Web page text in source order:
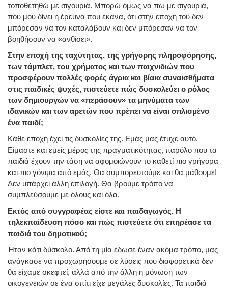
τοποθετηθώ με σιγουριά. Μπορώ όμως να πω με σιγουριά,
που μου δίνει η έρευνα που έκανα, ότι στην εποχή του δεν
μπόρεσαν να τον καταλάβουν και δεν μπόρεσαν να τον
βοηθήσουν να «ανθίσει».
Στην εποχή της ταχύτητας, της γρήγορης πληροφόρησης,
των τάμπλετ, του χρήματος και των παιχνιδιών που
προσφέρουν πολλές φορές άγρια και βίαια συναισθήματα
στις παιδικές ψυχές, πιστεύετε πώς δυσκολεύει ο ρόλος
των δημιουργών να «περάσουν» τα μηνύματα των
ιδανικών και των αρετών που πρέπει να είναι οπλισμένο
ένα παιδί;
Κάθε εποχή έχει τις δυσκολίες της. Εμάς μας έτυχε αυτό.
Είμαστε και εμείς μέρος της πραγματικότητας, παρόλο που τα
παιδιά έχουν την τάση να αφομοιώνουν το καθετί πιο γρήγορα
και πιο γόνιμα από εμάς. Θα συμπορευτούμε και θα μάθουμε!
Δεν υπάρχει άλλη επιλογή. Θα βρούμε τρόπο να
συμπλεύσουμε με όλους και όλα.
Εκτός από συγγραφέας είστε και παιδαγωγός. Η
τηλεκπαίδευση πόσο και πώς πιστεύετε ότι επηρέασε τα
παιδιά του δημοτικού;
Ήταν κάτι δύσκολο. Από τη μία έδωσε έναν ακόμα τρόπο, μας
ανάγκασε να προχωρήσουμε σε λύσεις που διαφορετικά δεν
θα είχαμε σκεφτεί, αλλά από την άλλη η μόνωση των
οικογενειών σε ένα σπίτι είχε μεγάλες δυσκολίες. Τα παιδιά